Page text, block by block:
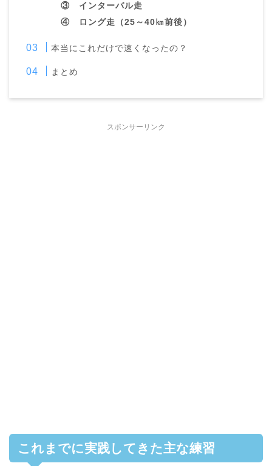
③ インターバル走
④ ロング走（25～40㎞前後）
本当にこれだけで速くなったの？
まとめ
スポンサーリンク
これまでに実践してきた主な練習